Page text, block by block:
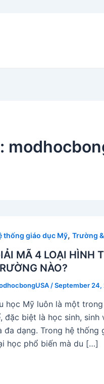
thống giáo dục Mỹ, Trường
MÃ 4 LOẠI HÌNH
NÀO?
/September 24,
học Mỹ luôn là một
đặc biệt là học sinh,
đa dạng. Trong hệ
học phổ biến mà du […]